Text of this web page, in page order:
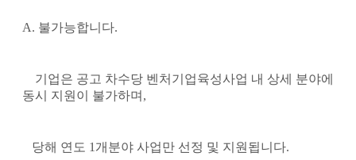
A. 불가능합니다.
기업은 공고 차수당 벤처기업육성사업 내 상세 분야에
동시 지원이 불가하며,
당해 연도 1개분야 사업만 선정 및 지원됩니다.